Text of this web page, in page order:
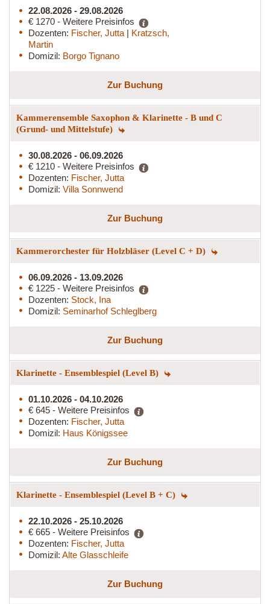
22.08.2026 - 29.08.2026
€ 1270 - Weitere Preisinfos
Dozenten: Fischer, Jutta | Kratzsch,
Martin
Domizil: Borgo Tignano
Zur Buchung
Kammerensemble Saxophon & Klarinette - B und C
(Grund- und Mittelstufe)
30.08.2026 - 06.09.2026
€ 1210 - Weitere Preisinfos
Dozenten: Fischer, Jutta
Domizil: Villa Sonnwend
Zur Buchung
Kammerorchester für Holzbläser (Level C + D)
06.09.2026 - 13.09.2026
€ 1225 - Weitere Preisinfos
Dozenten: Stock, Ina
Domizil: Seminarhof Schleglberg
Zur Buchung
Klarinette - Ensemblespiel (Level B)
01.10.2026 - 04.10.2026
€ 645 - Weitere Preisinfos
Dozenten: Fischer, Jutta
Domizil: Haus Königssee
Zur Buchung
Klarinette - Ensemblespiel (Level B + C)
22.10.2026 - 25.10.2026
€ 665 - Weitere Preisinfos
Dozenten: Fischer, Jutta
Domizil: Alte Glasschleife
Zur Buchung